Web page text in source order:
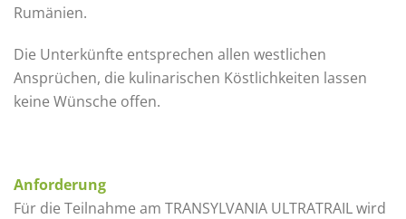
Rumänien.​
Die Unterkünfte entsprechen allen westlichen
Ansprüchen, die kulinarischen Köstlichkeiten lassen
keine Wünsche offen.
Anforderung
Für die Teilnahme am TRANSYLVANIA ULTRATRAIL wird